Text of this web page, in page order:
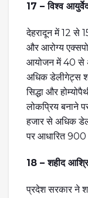
17 – विश्व
देहरादून में 12 से
और आरोग्य
आयोजन में 40 से
अधिक डेलीगेट्स
सिद्धा और
लोकप्रिय बनाने
हजार से अधिक
पर आधारित 900
18 – शहीद
प्रदेश सरकार ने